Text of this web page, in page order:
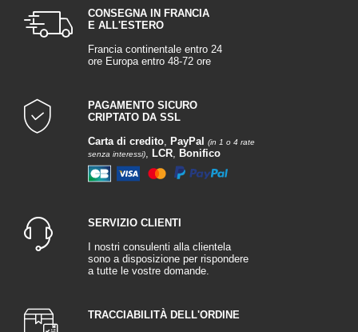
CONSEGNA IN FRANCIA
E ALL'ESTERO
Francia continentale entro 24
ore Europa entro 48-72 ore
PAGAMENTO SICURO
CRIPTATO DA SSL
Carta di credito, PayPal
(in 1 o 4 rate
senza interessi), LCR, Bonifico
SERVIZIO CLIENTI
I nostri consulenti alla clientela
sono a disposizione per rispondere
a tutte le vostre domande.
TRACCIABILITÀ DELL'ORDINE